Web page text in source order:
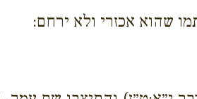
שהוא אכזרי ולא ירחם: